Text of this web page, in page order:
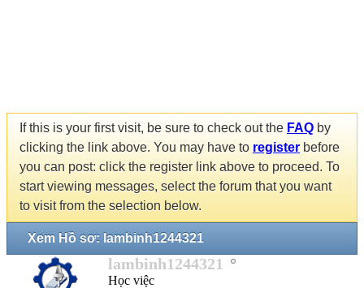
If this is your first visit, be sure to check out the FAQ by
clicking the link above. You may have to register before
you can post: click the register link above to proceed. To
start viewing messages, select the forum that you want
to visit from the selection below.
Xem Hồ sơ: lambinh1244321
lambinh1244321
Học việc